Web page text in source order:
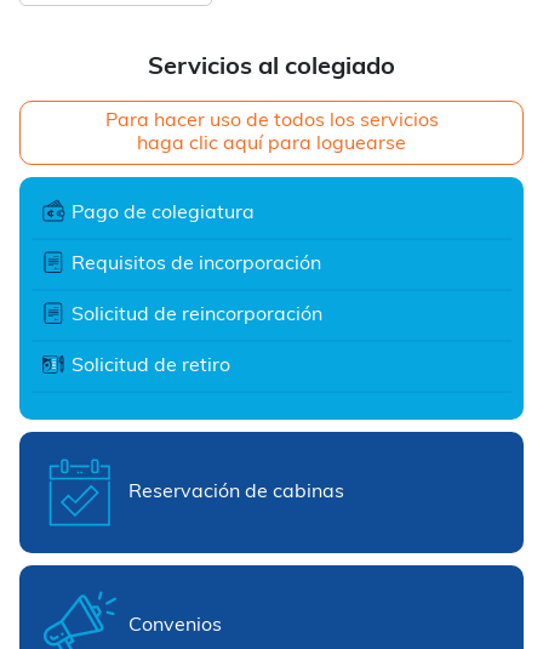
Servicios al colegiado
Para hacer uso de todos los servicios
haga clic aquí para loguearse
Pago de colegiatura
Requisitos de incorporación
Solicitud de reincorporación
Solicitud de retiro
Reservación de cabinas
Convenios